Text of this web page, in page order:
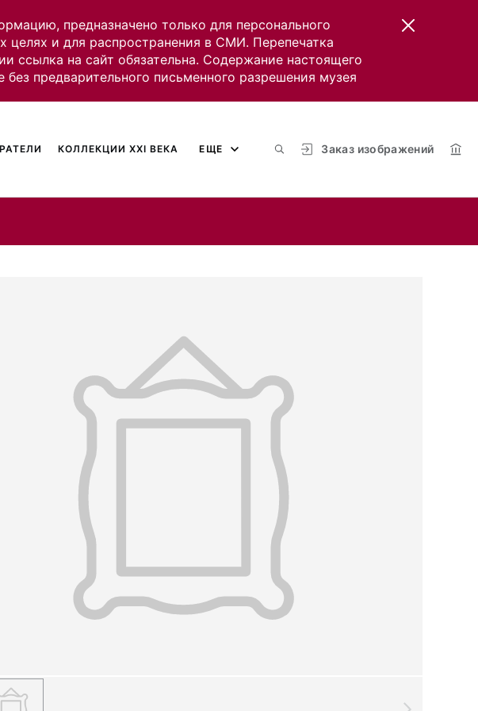
предназначено только для персонального
целях и для распространения в СМИ. Перепечатка
ссылка на сайт обязательна. Содержание настоящего
предварительного письменного разрешения музея
Заказ изображений
КОЛЛЕКЦИИ XXI ВЕКА ЕЩЕ